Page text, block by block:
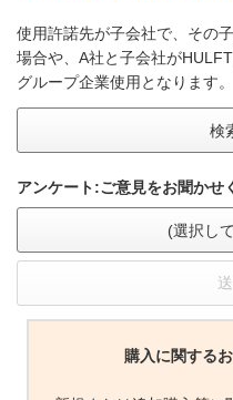
使用許諾先が子会社で、その
場合や、A社と子会社が
グループ企業使用となります。
検
アンケート:ご意見をお聞かせ
(選択し
購入に関する